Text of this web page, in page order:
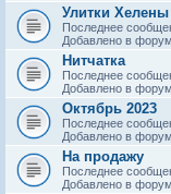
Улитки
Последнее
Добавлено в
Нитчатка
Последнее
Добавлено в
Октябрь 2023
Последнее
Добавлено в
На продажу
Последнее
Добавлено в